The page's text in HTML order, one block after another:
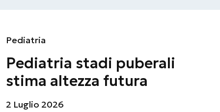
Pediatria
Pediatria stadi puberali
stima altezza futura
2 Luglio 2026